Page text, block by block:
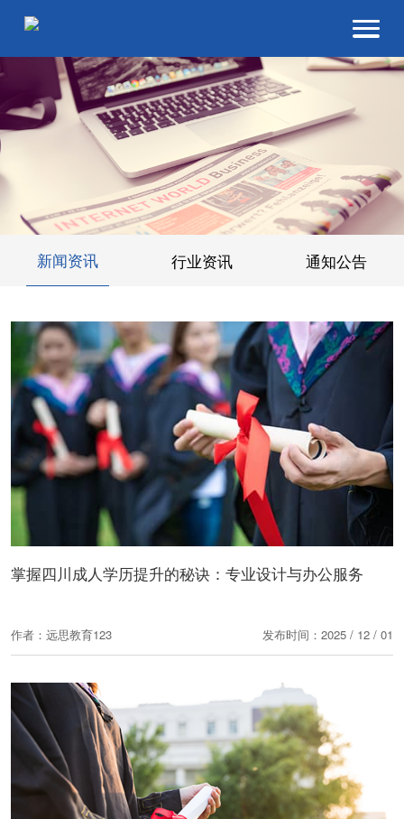
新闻资讯 行业资讯 通知公告
掌握四川成人学历提升的秘诀：专业设计与办公服务
作者：远思教育123 发布时间：2025 / 12 / 01